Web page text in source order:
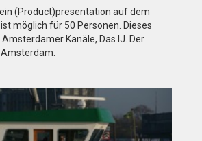
(Product)presentation auf dem
möglich für 50 Personen. Dieses
Kanäle, Das IJ. Der